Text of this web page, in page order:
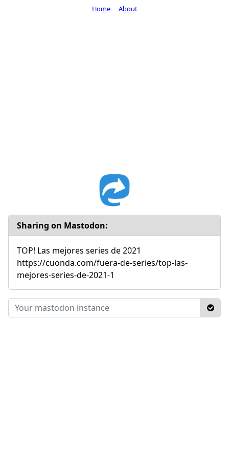
Sharing on Mastodon:
TOP! Las mejores series de 2021
https://cuonda.com/fuera-de-series/top-las-
mejores-series-de-2021-1
Home About